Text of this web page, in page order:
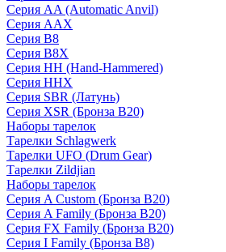
Серия AA (Automatic Anvil)
Серия AAX
Серия B8
Серия B8X
Серия HH (Hand-Hammered)
Серия HHX
Серия SBR (Латунь)
Серия XSR (Бронза B20)
Наборы тарелок
Тарелки Schlagwerk
Тарелки UFO (Drum Gear)
Тарелки Zildjian
Наборы тарелок
Серия A Custom (Бронза B20)
Серия A Family (Бронза B20)
Серия FX Family (Бронза B20)
Серия I Family (Бронза B8)